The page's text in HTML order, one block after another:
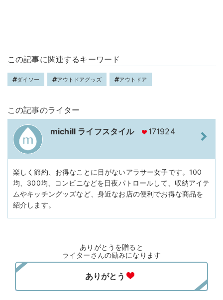
この記事に関連するキーワード
ダイソー アウトドアグッズ アウトドア
この記事のライター
michill ライフスタイル 171924
楽しく節約、お得なことに目がないアラサー女子です。100
均、300均、コンビニなどを日夜パトロールして、収納アイテ
ムやキッチングッズなど、身近なお店の便利でお得な商品を
紹介します。
ありがとうを贈ると
ライターさんの励みになります